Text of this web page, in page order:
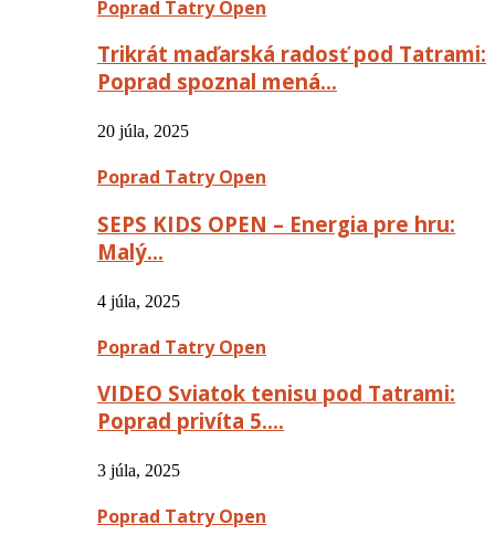
Poprad Tatry Open
Trikrát maďarská radosť pod Tatrami:
Poprad spoznal mená…
20 júla, 2025
Poprad Tatry Open
SEPS KIDS OPEN – Energia pre hru:
Malý…
4 júla, 2025
Poprad Tatry Open
VIDEO Sviatok tenisu pod Tatrami:
Poprad privíta 5….
3 júla, 2025
Poprad Tatry Open